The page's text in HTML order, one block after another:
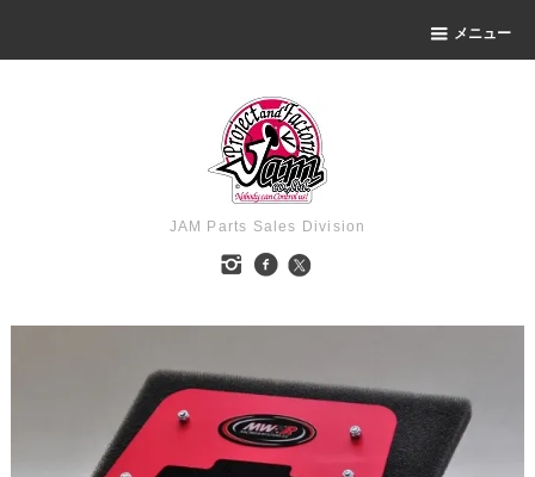
メニュー
JAM Parts Sales Division